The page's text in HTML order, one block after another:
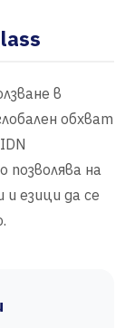
в
обхват
позволява на
езици да се